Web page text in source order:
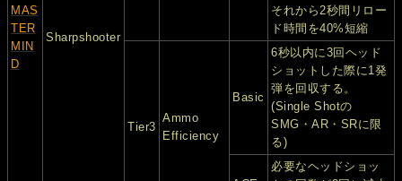
MAS
TER
MIN
D
Sharpshooter
それから2秒間リロー
ド時間を40%短縮
Tier3
Ammo
Efficiency
Basic
6秒以内に3回ヘッド
ショットした際に1発
弾を回収する。
(Single Shotの
SMG・AR・SRに限
る)
必要なヘッドショッ